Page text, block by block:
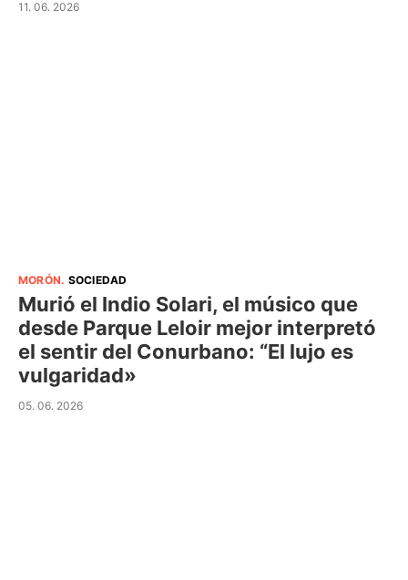
11. 06. 2026
MORÓN. SOCIEDAD
Murió el Indio Solari, el músico que
desde Parque Leloir mejor interpretó
el sentir del Conurbano: “El lujo es
vulgaridad»
05. 06. 2026